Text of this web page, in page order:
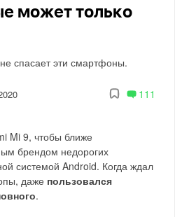
может только
спасает эти смартфоны.
111
Mi 9, чтобы ближе
брендом недорогих
системой Android. Когда ждал
даже пользовался
.